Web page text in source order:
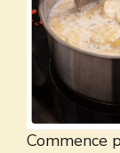
Commence